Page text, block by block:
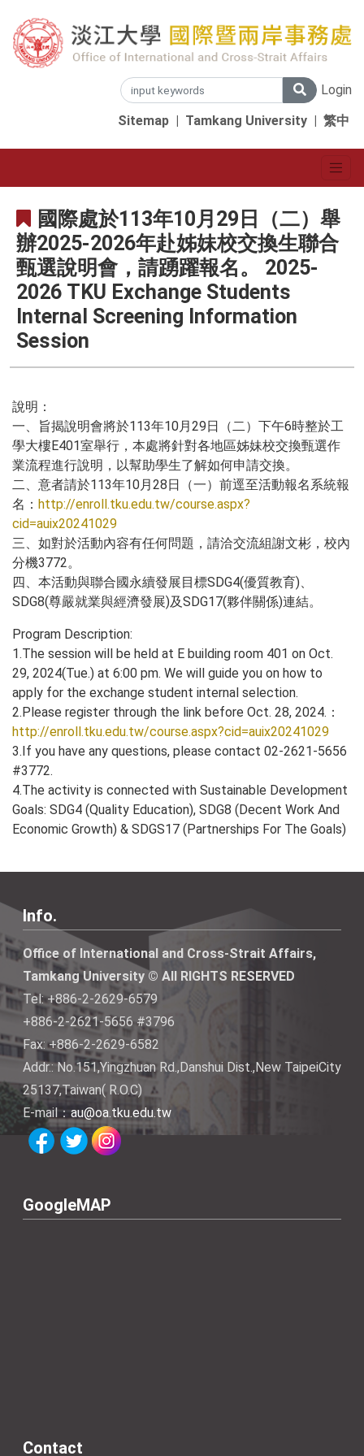
Login
Sitemap | Tamkang University | 繁中
國際處於113年10月29日（二）舉
辦2025-2026年赴姊妹校交換生聯合
甄選說明會，請踴躍報名。 2025-
2026 TKU Exchange Students
Internal Screening Information
Session
說明：
一、旨揭說明會將於113年10月29日（二）下午6時整於工
學大樓E401室舉行，本處將針對各地區姊妹校交換甄選作
業流程進行說明，以幫助學生了解如何申請交換。
二、意者請於113年10月28日（一）前逕至活動報名系統報
名： http://enroll.tku.edu.tw/course.aspx?
cid=auix20241029
三、如對於活動內容有任何問題，請洽交流組謝文彬，校內
分機3772。
四、本活動與聯合國永續發展目標SDG4(優質教育)、
SDG8(尊嚴就業與經濟發展)及SDG17(夥伴關係)連結。
Program Description:
1.The session will be held at E building room 401 on Oct.
29, 2024(Tue.) at 6:00 pm. We will guide you on how to
apply for the exchange student internal selection.
2.Please register through the link before Oct. 28, 2024.：
http://enroll.tku.edu.tw/course.aspx?cid=auix20241029
3.If you have any questions, please contact 02-2621-5656
#3772.
4.The activity is connected with Sustainable Development
Goals: SDG4 (Quality Education), SDG8 (Decent Work And
Economic Growth) & SDGS17 (Partnerships For The Goals)
Info.
Office of International and Cross-Strait Affairs,
Tamkang University © All RIGHTS RESERVED
Tel: +886-2-2629-6579
+886-2-2621-5656 #3796
Fax: +886-2-2629-6582
Addr.: No.151,Yingzhuan Rd.,Danshui Dist.,New TaipeiCity
25137,Taiwan( R.O.C)
E-mail：au@oa.tku.edu.tw
GoogleMAP
Contact